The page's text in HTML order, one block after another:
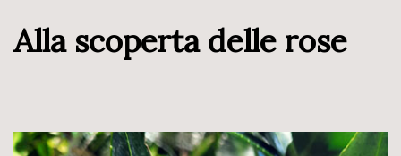
Alla scoperta delle rose